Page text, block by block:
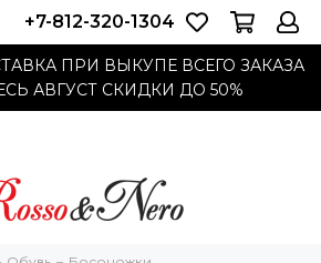
ПРИ ВЫКУПЕ ВСЕГО ЗАКАЗА
АВГУСТ СКИДКИ ДО 50%
+7-812-320-1304